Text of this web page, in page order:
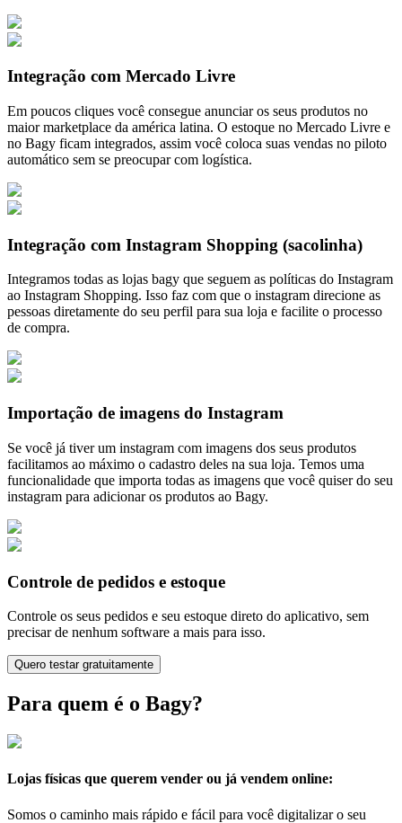
Integração com Mercado Livre
Em poucos cliques você consegue anunciar os seus produtos no
maior marketplace da américa latina. O estoque no Mercado Livre e
no Bagy ficam integrados, assim você coloca suas vendas no piloto
automático sem se preocupar com logística.
Integração com Instagram Shopping (sacolinha)
Integramos todas as lojas bagy que seguem as políticas do Instagram
ao Instagram Shopping. Isso faz com que o instagram direcione as
pessoas diretamente do seu perfil para sua loja e facilite o processo
de compra.
Importação de imagens do Instagram
Se você já tiver um instagram com imagens dos seus produtos
facilitamos ao máximo o cadastro deles na sua loja. Temos uma
funcionalidade que importa todas as imagens que você quiser do seu
instagram para adicionar os produtos ao Bagy.
Controle de pedidos e estoque
Controle os seus pedidos e seu estoque direto do aplicativo, sem
precisar de nenhum software a mais para isso.
Quero testar gratuitamente
Para quem é o Bagy?
Lojas físicas que querem vender ou já vendem online:
Somos o caminho mais rápido e fácil para você digitalizar o seu